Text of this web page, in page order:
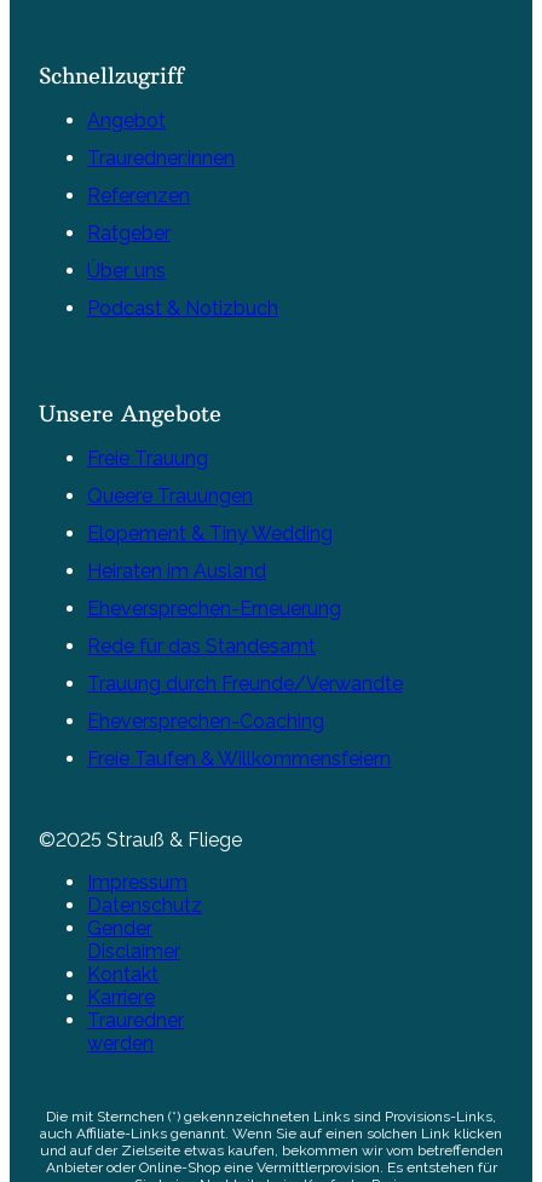
Schnellzugriff
Angebot
Trauredner:innen
Referenzen
Ratgeber
Über uns
Podcast & Notizbuch
Unsere Angebote
Freie Trauung
Queere Trauungen
Elopement & Tiny Wedding
Heiraten im Ausland
Eheversprechen-Erneuerung
Rede für das Standesamt
Trauung durch Freunde/Verwandte
Eheversprechen-Coaching
Freie Taufen & Willkommensfeiern
©2025 Strauß & Fliege
Impressum
Datenschutz
Gender
Disclaimer
Kontakt
Karriere
Trauredner
werden
Die mit Sternchen (*) gekennzeichneten Links sind Provisions-Links,
auch Affiliate-Links genannt. Wenn Sie auf einen solchen Link klicken
und auf der Zielseite etwas kaufen, bekommen wir vom betreffenden
Anbieter oder Online-Shop eine Vermittlerprovision. Es entstehen für